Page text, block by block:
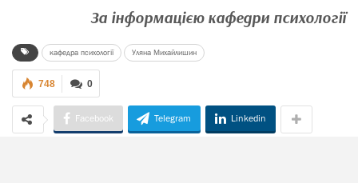
За інформацією кафедри психології
кафедра психології Уляна Михайлишин
0
748
Facebook Telegram Linkedin